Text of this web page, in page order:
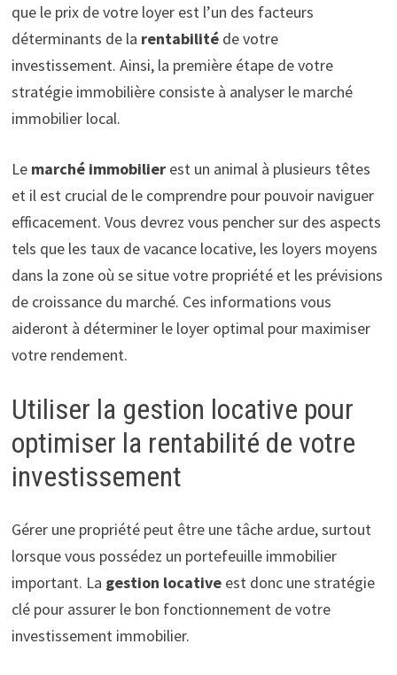
que le prix de votre loyer est l’un des facteurs
déterminants de la rentabilitéde votre
investissement. Ainsi, la première étape de votre
stratégie immobilière consiste à analyser le marché
immobilier local.
Le marché immobilierest un animal à plusieurs têtes
et il est crucial de le comprendre pour pouvoir naviguer
efficacement. Vous devrez vous pencher sur des aspects
tels que les taux de vacance locative, les loyers moyens
dans la zone où se situe votre propriété et les prévisions
de croissance du marché. Ces informations vous
aideront à déterminer le loyer optimal pour maximiser
votre rendement.
Utiliser la gestion locative pour
optimiser la rentabilité de votre
investissement
Gérer une propriété peut être une tâche ardue, surtout
lorsque vous possédez un portefeuille immobilier
important. La gestion locativeest donc une stratégie
clé pour assurer le bon fonctionnement de votre
investissement immobilier.